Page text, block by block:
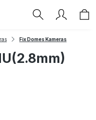
Fix Domes Kameras